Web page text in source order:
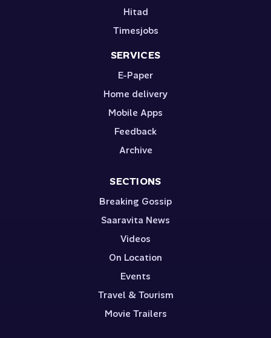
Hitad
Timesjobs
SERVICES
E-Paper
Home delivery
Mobile Apps
Feedback
Archive
SECTIONS
Breaking Gossip
Saaravita News
Videos
On Location
Events
Travel & Tourism
Movie Trailers